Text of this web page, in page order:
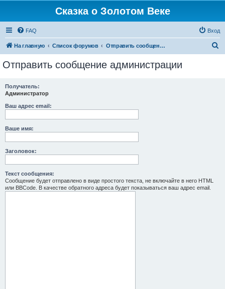
Сказка о Золотом Веке
FAQ Вход
На главную Список форумов Отправить сообщение администрации
Отправить сообщение администрации
Получатель:
Администратор
Ваш адрес email:
Ваше имя:
Заголовок:
Текст сообщения:
Сообщение будет отправлено в виде простого текста, не включайте в него HTML
или BBCode. В качестве обратного адреса будет показываться ваш адрес email.